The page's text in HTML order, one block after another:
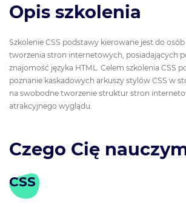
Opis szkolenia
Szkolenie CSS podstawy kierowane jest do
tworzenia stron internetowych, posiadających
znajomość języka HTML. Celem szkolenia CSS
poznanie kaskadowych arkuszy stylów CSS w
na swobodne tworzenie struktur stron
atrakcyjnego wyglądu.
Czego Cię
CSS